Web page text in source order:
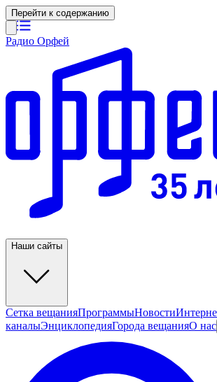
Перейти к содержанию
Радио Орфей
Наши сайты
Сетка вещанияПрограммыНовости
каналыЭнциклопедияГорода вещанияО нас